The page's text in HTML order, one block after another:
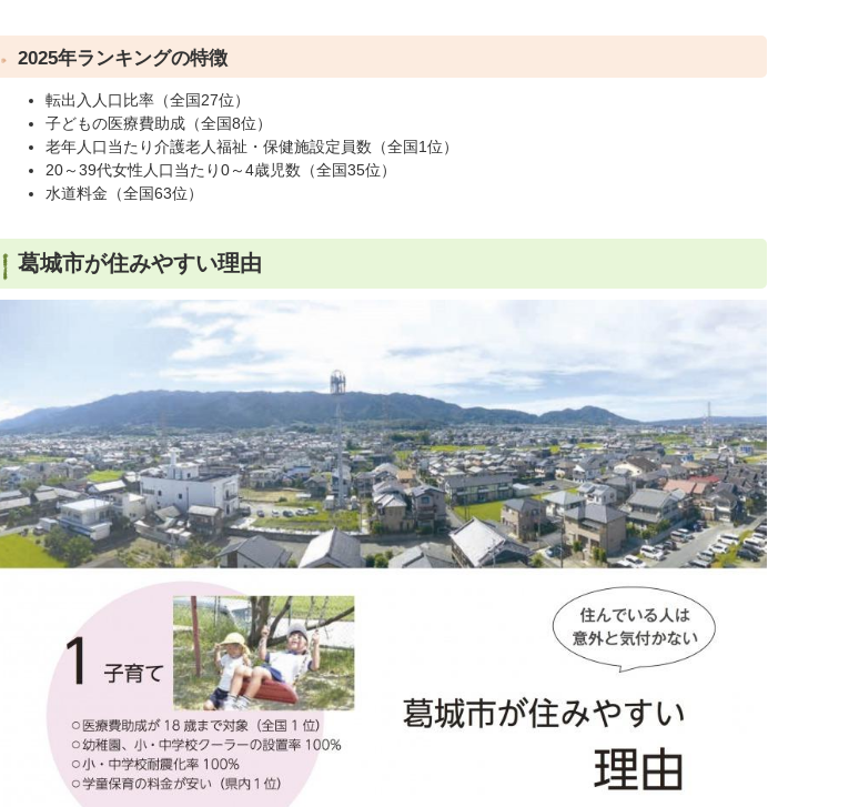
2025年ランキングの特徴
転出入人口比率（全国27位）
子どもの医療費助成（全国8位）
老年人口当たり介護老人福祉・保健施設定員数（全国1位）
20～39代女性人口当たり0～4歳児数（全国35位）
水道料金（全国63位）
葛城市が住みやすい理由